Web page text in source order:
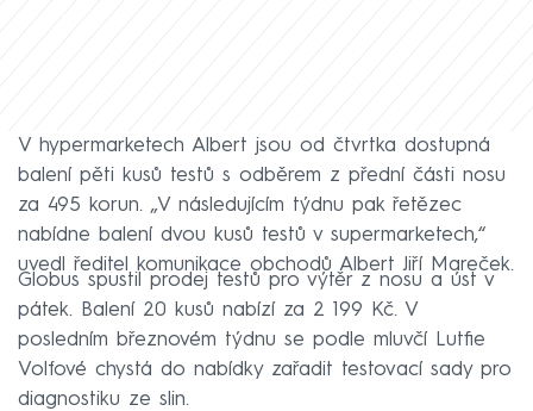
V hypermarketech Albert jsou od čtvrtka dostupná
balení pěti kusů testů s odběrem z přední části nosu
za 495 korun. „V následujícím týdnu pak řetězec
nabídne balení dvou kusů testů v supermarketech,“
uvedl ředitel komunikace obchodů Albert Jiří Mareček.
Globus spustil prodej testů pro výtěr z nosu a úst v
pátek. Balení 20 kusů nabízí za 2 199 Kč. V
posledním březnovém týdnu se podle mluvčí Lutfie
Volfové chystá do nabídky zařadit testovací sady pro
diagnostiku ze slin.